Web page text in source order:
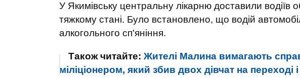
У Якимівську центральну лікарню доставили водіїв
тяжкому стані. Було встановлено, що водій
алкогольного сп'яніння.
Також читайте: Жителі Малина вимагають
міліціонером, який збив двох дівчат на переході і